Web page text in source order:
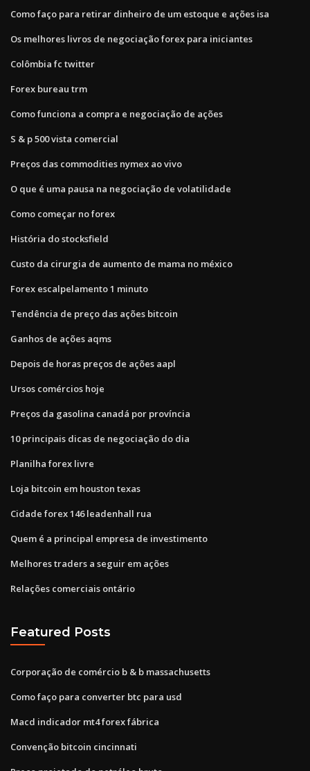
Como faço para retirar dinheiro de um estoque e ações isa
Os melhores livros de negociação forex para iniciantes
Colômbia fc twitter
Forex bureau trm
Como funciona a compra e negociação de ações
S & p 500 vista comercial
Preços das commodities nymex ao vivo
O que é uma pausa na negociação de volatilidade
Como começar no forex
História do stocksfield
Custo da cirurgia de aumento de mama no méxico
Forex escalpelamento 1 minuto
Tendência de preço das ações bitcoin
Ganhos de ações aqms
Depois de horas preços de ações aapl
Ursos comércios hoje
Preços da gasolina canadá por província
10 principais dicas de negociação do dia
Planilha forex livre
Loja bitcoin em houston texas
Cidade forex 146 leadenhall rua
Quem é a principal empresa de investimento
Melhores traders a seguir em ações
Relações comerciais ontário
Featured Posts
Corporação de comércio b & b massachusetts
Como faço para converter btc para usd
Macd indicador mt4 forex fábrica
Convenção bitcoin cincinnati